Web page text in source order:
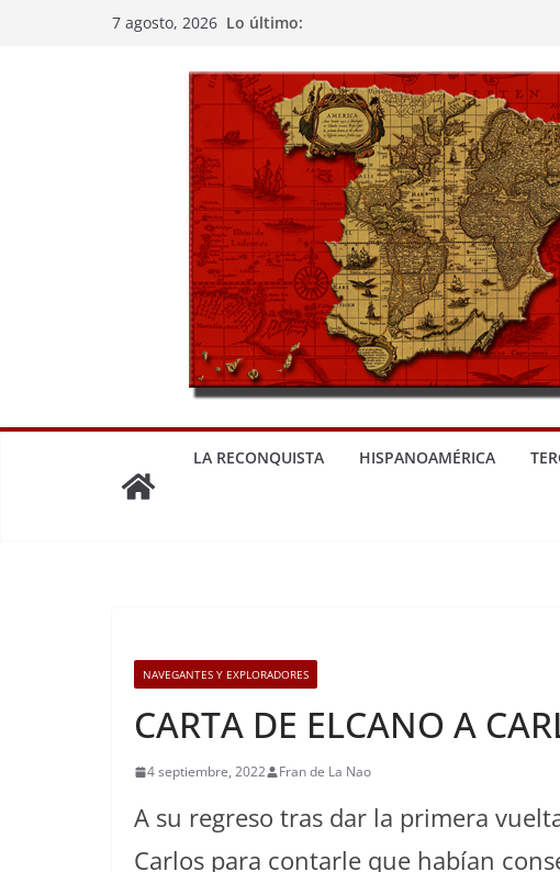
7 agosto, 2026 Lo último:
LA RECONQUISTA HISPANOAMÉRICA
NAVEGANTES Y EXPLORADORES
CARTA DE ELCANO A
4 septiembre, 2022 Fran de La Nao
A su regreso tras dar la primera
Carlos para contarle que habían